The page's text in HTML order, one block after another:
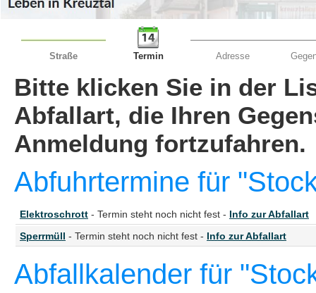
Straße Termin Adresse
Bitte klicken Sie in der
Abfallart, die Ihren
Anmeldung fortzufahren.
Abfuhrtermine für
Elektroschrott - Termin steht noch nicht fest - Info zur Abfallart
Sperrmüll - Termin steht noch nicht fest - Info zur Abfallart
Abfallkalender für